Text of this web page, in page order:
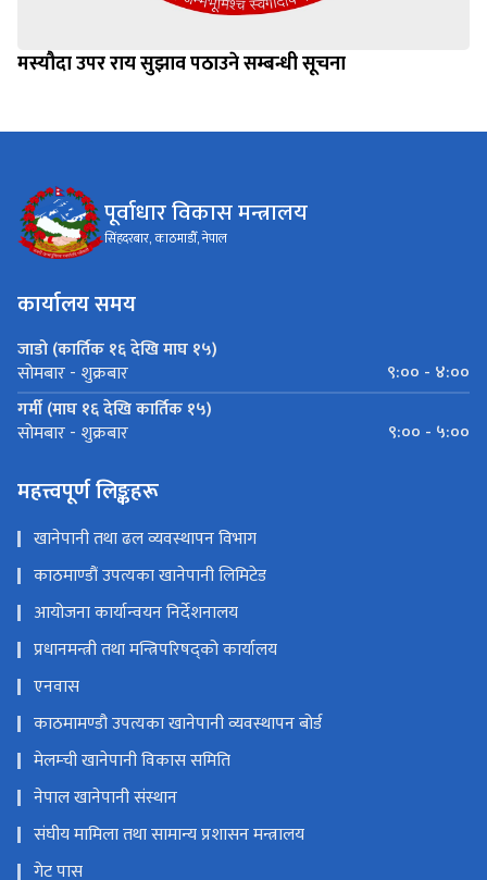
मस्यौदा उपर राय सुझाव पठाउने सम्बन्धी सूचना
पूर्वाधार विकास मन्त्रालय
सिंहदरबार, काठमाडौँ, नेपाल
कार्यालय समय
जाडो (कार्तिक १६ देखि माघ १५)
सोमबार - शुक्रबार
९:०० - ४:००
गर्मी (माघ १६ देखि कार्तिक १५)
सोमबार - शुक्रबार ९:०० - ५:००
महत्त्वपूर्ण लिङ्कहरू
खानेपानी तथा ढल व्यवस्थापन विभाग
काठमाण्डौं उपत्यका खानेपानी लिमिटेड
आयोजना कार्यान्वयन निर्देशनालय
प्रधानमन्त्री तथा मन्त्रिपरिषद्को कार्यालय
एनवास
काठमामण्डौ उपत्यका खानेपानी व्यवस्थापन बोर्ड
मेलम्ची खानेपानी विकास समिति
नेपाल खानेपानी संस्थान
संघीय मामिला तथा सामान्य प्रशासन मन्त्रालय
गेट पास